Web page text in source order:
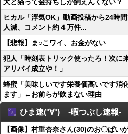
ヒカル「浮気OK」動画投稿から24時
人減、コメント約４万件...
【悲報】ま○こワイ、お金がない
犯人「時刻表トリック使ったろ！次に
アリバイ成立や！」
蜂蜜「美味しいです栄養価高いです消
ます」←お前らが飲まない理由
ひま速(°∀°) -暇つぶし速報-
【画像】村重杏奈さん(30)のお〇ぱ